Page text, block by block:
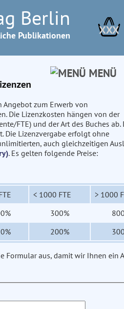
Berlin
Publikationen XXX
MENÜ
zum Erwerb von
Die Lizenzkosten hängen von der
FTE) und der Art des Buches ab.
Die Lizenzvergabe erfolgt ohne
auch gleichzeitigen
. Es gelten folgende Preise:
< 1000 FTE
> 1000
300%
200%
Formular aus, damit wir Ihnen ein